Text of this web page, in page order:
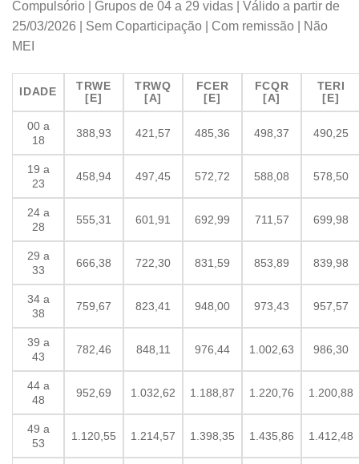
Compulsório | Grupos de 04 a 29 vidas | Válido a partir de
25/03/2026 | Sem Coparticipação | Com remissão | Não
MEI
IDADE
TRWE
[E]
TRWQ
[A]
FCER
[E]
FCQR
[A]
TERI
[E]
00 a
18
388,93 421,57 485,36 498,37 490,25
19 a
23
458,94 497,45 572,72 588,08 578,50
24 a
28
555,31 601,91 692,99 711,57 699,98
29 a
33
666,38 722,30 831,59 853,89 839,98
34 a
38
759,67 823,41 948,00 973,43 957,57
39 a
43
782,46 848,11 976,44 1.002,63 986,30
44 a
48
952,69 1.032,62 1.188,87 1.220,76 1.200,88
49 a
53
1.120,55 1.214,57 1.398,35 1.435,86 1.412,48